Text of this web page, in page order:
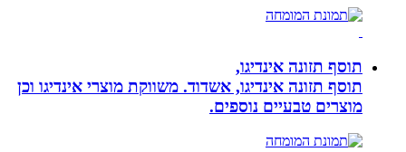
תוסף תזונה אינדיגו,
תוסף תזונה אינדיגו, אשדוד. משווקת מוצרי אינדיגו וכן
מוצרים טבעיים נוספים.